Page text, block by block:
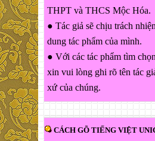
THPT và THCS Mộc Hóa.
● Tác giả sẽ chịu trách
dung tác phẩm của mình.
● Với các tác phẩm tìm
xin vui lòng ghi rõ tên tác
xứ của chúng.
CÁCH GÕ TIẾNG VIỆT